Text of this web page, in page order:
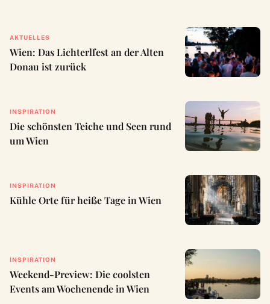
AKTUELLES
Wien: Das Lichterlfest an der Alten
Donau ist zurück
INSPIRATION
Die schönsten Teiche und Seen rund
um Wien
INSPIRATION
Kühle Orte für heiße Tage in Wien
INSPIRATION
Weekend-Preview: Die coolsten
Events am Wochenende in Wien